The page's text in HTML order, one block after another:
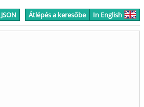
JSON Átlépés a keresőbe In English